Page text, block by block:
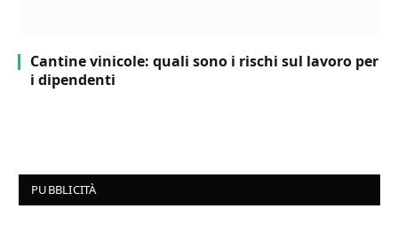
Cantine vinicole: quali sono i rischi sul lavoro per
i dipendenti
PUBBLICITÀ